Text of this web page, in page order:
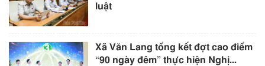
luật
Xã Văn Lang tổng kết đợt cao điểm
“90 ngày đêm” thực hiện Nghị...